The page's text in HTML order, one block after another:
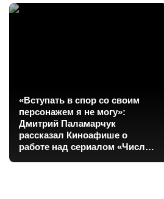
«Вступать в спор со своим
персонажем я не могу»:
Дмитрий Паламарчук
рассказал Киноафише о
работе над сериалом «Число